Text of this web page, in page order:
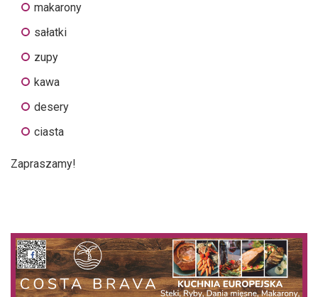
makarony
sałatki
zupy
kawa
desery
ciasta
Zapraszamy!